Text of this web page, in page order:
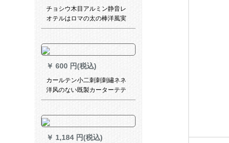
チョシウ木目アルミン静音レ
オテルはロマの太の棒洋風実
木柚木色-ダブルポルは何メト
￥ 600 円(税込)
カールテン小二刺刺刺繡ネネ
洋风のない既製カーターテテ
ンカースタム日よけ高级大气
ー02镜中花米色既制カースト
ストール幅1.5 m*高さ2.7 m打
孔加工1枚
￥ 1,184 円(税込)